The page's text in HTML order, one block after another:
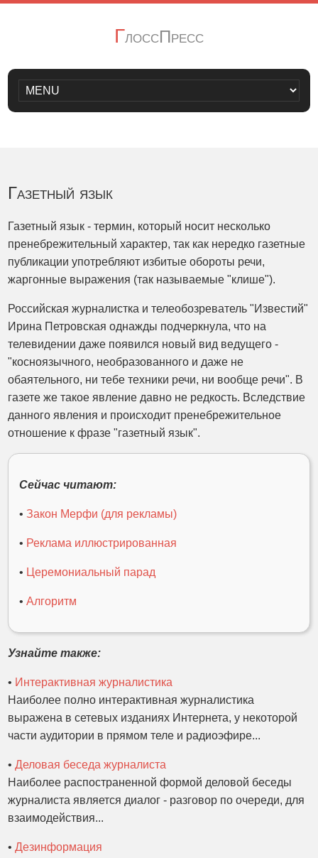
ГлоссПресс
Газетный язык
Газетный язык - термин, который носит несколько
пренебрежительный характер, так как нередко газетные
публикации употребляют избитые обороты речи,
жаргонные выражения (так называемые "клише").
Российская журналистка и телеобозреватель "Известий"
Ирина Петровская однажды подчеркнула, что на
телевидении даже появился новый вид ведущего -
"косноязычного, необразованного и даже не
обаятельного, ни тебе техники речи, ни вообще речи". В
газете же такое явление давно не редкость. Вследствие
данного явления и происходит пренебрежительное
отношение к фразе "газетный язык".
Сейчас читают:
•Закон Мерфи (для рекламы)
• Реклама иллюстрированная
• Церемониальный парад
•Алгоритм
Узнайте также:
• Интерактивная журналистика
Наиболее полно интерактивная журналистика
выражена в сетевых изданиях Интернета, у некоторой
части аудитории в прямом теле и радиоэфире...
•Деловая беседа журналиста
Наиболее распостраненной формой деловой беседы
журналиста является диалог - разговор по очереди, для
взаимодействия...
•Дезинформация